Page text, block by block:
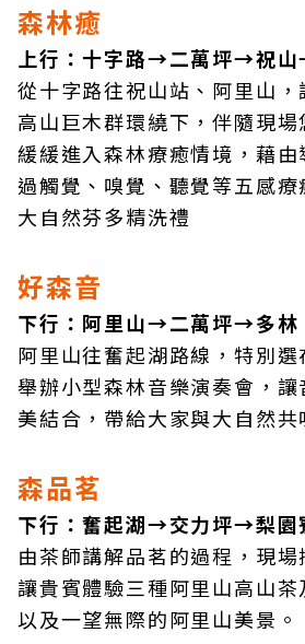
森林癒
上行：十字路→二萬坪→祝
從十字路往祝山站、阿里山
高山巨木群環繞下，伴隨現
緩緩進入森林療癒情境，藉
過觸覺、嗅覺、聽覺等五感
大自然芬多精洗禮
好森音
下行：阿里山→二萬坪→多林
阿里山往奮起湖路線，特別
舉辦小型森林音樂演奏會，
美結合，帶給大家與大自然共
森品茗
下行：奮起湖→交力坪→梨
由茶師講解品茗的過程，現場
讓貴賓體驗三種阿里山高山茶
以及一望無際的阿里山美景。